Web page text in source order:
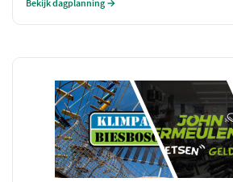
Bekijk dagplanning →